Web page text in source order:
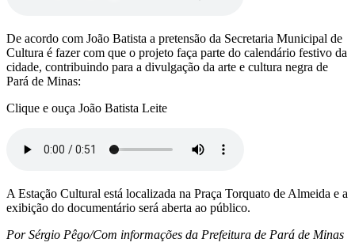
De acordo com João Batista a pretensão da Secretaria Municipal de
Cultura é fazer com que o projeto faça parte do calendário festivo da
cidade, contribuindo para a divulgação da arte e cultura negra de
Pará de Minas:
Clique e ouça João Batista Leite
A Estação Cultural está localizada na Praça Torquato de Almeida e a
exibição do documentário será aberta ao público.
Por Sérgio Pêgo/Com informações da Prefeitura de Pará de Minas